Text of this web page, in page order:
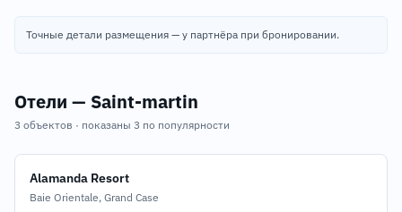
Точные детали размещения — у партнёра при бронировании.
Отели — Saint-martin
3 объектов · показаны 3 по популярности
Alamanda Resort
Baie Orientale, Grand Case